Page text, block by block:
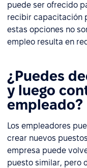
puede ser ofrecido
recibir capacitación
estas opciones no
empleo resulta en
¿Puedes
y luego
empleado?
Los empleadores
crear nuevos
empresa puede
puesto similar, pero